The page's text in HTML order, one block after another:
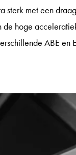
sterk met een
hoge
ABE en